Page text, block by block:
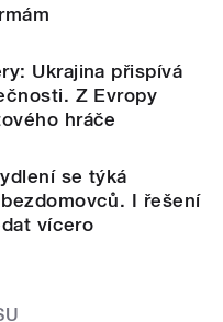
Ukrajina přispívá
Z Evropy
hráče
se týká
I řešení
vícero